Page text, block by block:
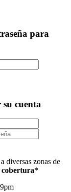
para
cuenta
diversas zonas de
cobertura*